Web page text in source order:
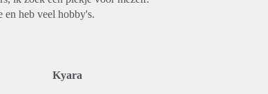
heb veel hobby's.
Kyara